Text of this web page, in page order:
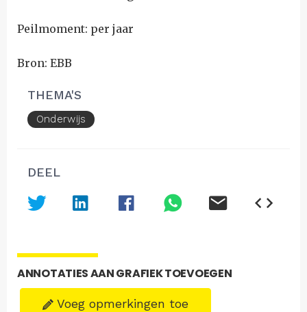
Peilmoment: per jaar
Bron: EBB
THEMA'S
Onderwijs
DEEL
ANNOTATIES AAN GRAFIEK TOEVOEGEN
Voeg opmerkingen toe